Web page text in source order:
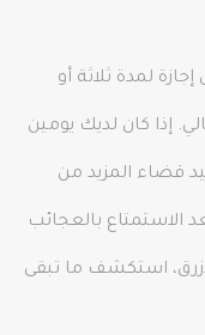
لمدة ثلاثة أو
إذا كان لديك يومين
قضاء المزيد من
بالعجائب
استكشف ما تبقى